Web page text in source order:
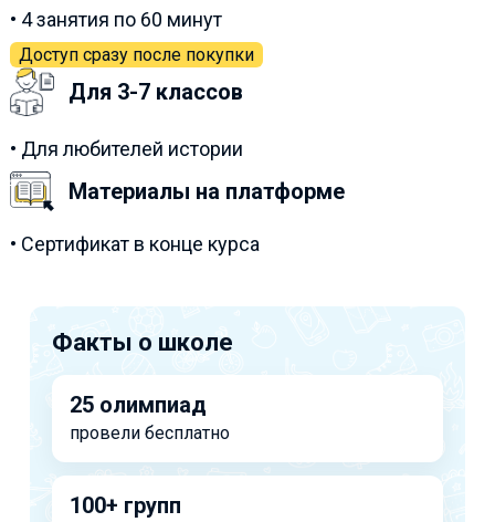
• 4 занятия по 60 минут
Доступ сразу после покупки
Для 3-7 классов
• Для любителей истории
Материалы на платформе
• Сертификат в конце курса
Факты о школе
25 олимпиад
провели бесплатно
100+ групп